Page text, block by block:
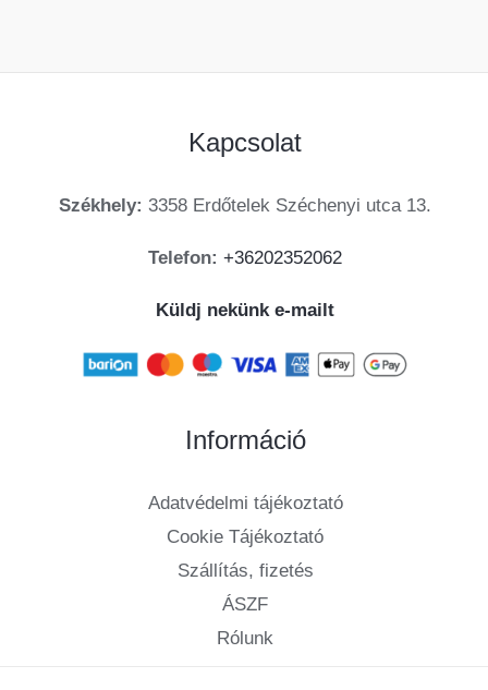
Kapcsolat
Székhely: 3358 Erdőtelek Széchenyi utca 13.
Telefon: +36202352062
Küldj nekünk e-mailt
Információ
Adatvédelmi tájékoztató
Cookie Tájékoztató
Szállítás, fizetés
ÁSZF
Rólunk